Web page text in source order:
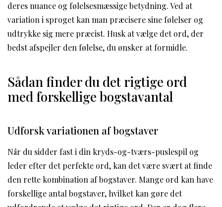
deres nuance og følelsesmæssige betydning. Ved at
variation i sproget kan man præcisere sine følelser og
udtrykke sig mere præcist. Husk at vælge det ord, der
bedst afspejler den følelse, du ønsker at formidle.
Sådan finder du det rigtige ord
med forskellige bogstavantal
Udforsk variationen af bogstaver
Når du sidder fast i din kryds-og-tværs-puslespil og
leder efter det perfekte ord, kan det være svært at finde
den rette kombination af bogstaver. Mange ord kan have
forskellige antal bogstaver, hvilket kan gøre det